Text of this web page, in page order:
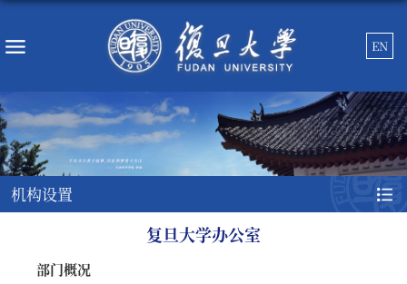
EN
机构设置
复旦大学办公室
部门概况